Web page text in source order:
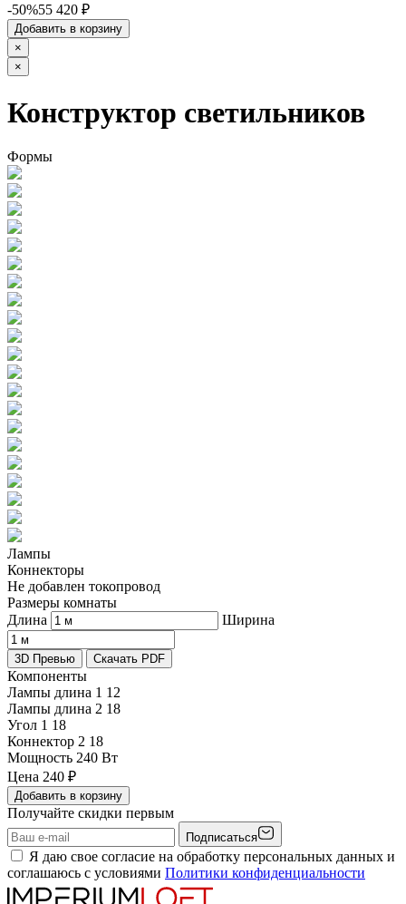
-50%55 420 ₽
Добавить в корзину
×
×
Конструктор светильников
Формы
Лампы
Коннекторы
Не добавлен токопровод
Размеры комнаты
Длина
Ширина
3D Превью Скачать PDF
Компоненты
Лампы длина 1 12
Лампы длина 2 18
Угол 1 18
Коннектор 2 18
Мощность 240 Вт
Цена 240 ₽
Добавить в корзину
Получайте скидки первым
Подписаться
Я даю свое согласие на обработку персональных данных и
соглашаюсь с условиями Политики конфиденциальности